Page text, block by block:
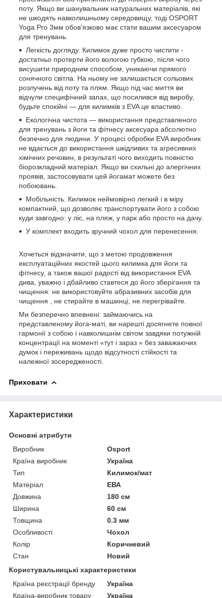
поту. Якщо ви шанувальник натуральних матеріалів, які
не шкодять навколишньому середовищу, тоді OSPORT
Yoga Pro 3мм обов'язково має стати вашим аксесуаром
для тренувань.
Легкість догляду. Килимок дуже просто чистити -
достатньо протерти його вологою губкою, після чого
висушити природним способом, уникаючи прямого
сонячного світла. На ньому не залишається сольових
розлучень від поту та плям. Якщо під час миття ви
відчули специфічний запах, що посилився від виробу,
будьте спокійні — для килимків з EVA це властиво.
Екологічна чистота — використання представленого
для тренувань з йоги та фітнесу аксесуара абсолютно
безпечно для людини. У процесі обробки EVA виробник
не вдається до використання шкідливих та агресивних
хімічних речовин, в результаті чого виходить повністю
біорозкладний матеріал. Якщо ви схильні до алергічних
проявів, застосовувати цей йогамат можете без
побоювань.
Мобільність. Килимок неймовірно легкий і в міру
компактний, що дозволяє транспортувати його з собою
куди завгодно: у ліс, на пляж, у парк або просто на дачу.
У комплект входить зручний чохол для перенесення.
Хочеться відзначити, що з метою продовження
експлуатаційних якостей цього килимка для йоги та
фітнесу, а також вашої радості від використання EVA
дива, уважно і дбайливо ставтеся до його зберігання та
чищення: не використовуйте абразивних засобів для
чищення , не стирайте в машинці, не перегрівайте.
Ми безперечно впевнені: займаючись на
представленому йога-маті, ви нарешті досягнете повної
гармонії з собою і навколишнім світом завдяки потужній
концентрації на моменті «тут і зараз » без заважаючих
думок і переживань щодо відсутності стійкості та
належної зосередженості.
Приховати
Характеристики
Основні атрибути
Виробник
Osport
Країна виробник
Україна
Тип
Килимок/мат
Матеріал
ЕВА
Довжина
180 см
Ширина
60 см
Товщина
0.3 мм
Особливості
Чохол
Колір
Коричневий
Стан
Новий
Користувальницькі характеристики
Країна реєстрації бренду
Україна
Країна-виробник товару
Україна